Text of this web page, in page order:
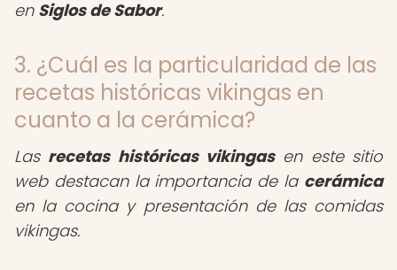
en Siglos de Sabor.
3. ¿Cuál es la particularidad de las
recetas históricas vikingas en
cuanto a la cerámica?
Las recetas históricas vikingasen este sitio
web destacan la importancia de la cerámica
en la cocina y presentación de las comidas
vikingas.